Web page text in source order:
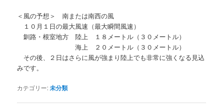
＜風の予想＞ 南または南西の風
１０月１日の最大風速（最大瞬間風速）
釧路・根室地方 陸上 １８メートル（３０メートル）
海上 ２０メートル（３０メートル）
その後、２日はさらに風が強まり陸上でも非常に強くなる見込
みです。
カテゴリー:未分類